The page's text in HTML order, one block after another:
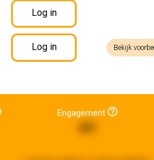
Log in
Log in Bekijk
Engagement
481